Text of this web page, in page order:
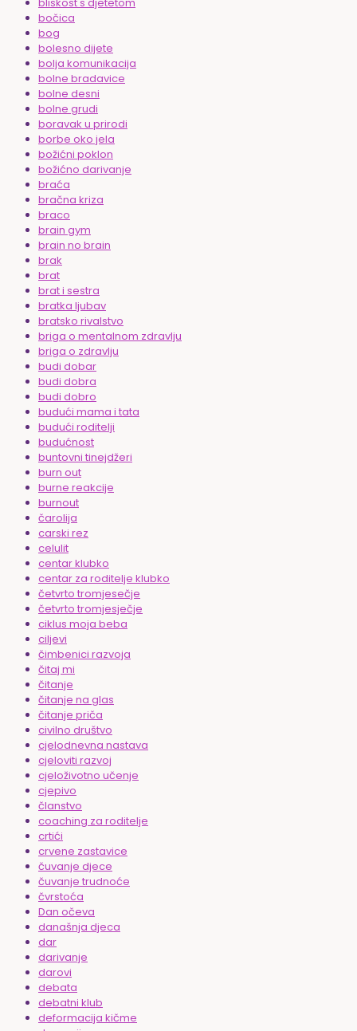
bočica
bog
bolesno dijete
bolja komunikacija
bolne bradavice
bolne desni
bolne grudi
boravak u prirodi
borbe oko jela
božićni poklon
božićno darivanje
braća
bračna kriza
braco
brain gym
brain no brain
brak
brat
brat i sestra
bratka ljubav
bratsko rivalstvo
briga o mentalnom zdravlju
briga o zdravlju
budi dobar
budi dobra
budi dobro
budući mama i tata
budući roditelji
budućnost
buntovni tinejdžeri
burn out
burne reakcije
burnout
čarolija
carski rez
celulit
centar klubko
centar za roditelje klubko
četvrto tromjesečje
četvrto tromjesječje
ciklus moja beba
ciljevi
čimbenici razvoja
čitaj mi
čitanje
čitanje na glas
čitanje priča
civilno društvo
cjelodnevna nastava
cjeloviti razvoj
cjeloživotno učenje
cjepivo
članstvo
coaching za roditelje
crtići
crvene zastavice
čuvanje djece
čuvanje trudnoće
čvrstoća
Dan očeva
današnja djeca
dar
darivanje
darovi
debata
debatni klub
deformacija kičme